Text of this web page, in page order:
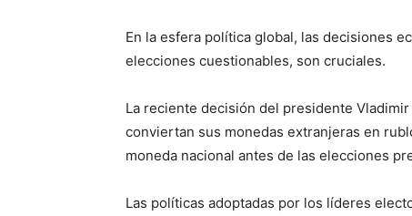
En la esfera política global, las decisiones
elecciones cuestionables, son cruciales.
La reciente decisión del presidente
conviertan sus monedas extranjeras en
moneda nacional antes de las elecciones
Las políticas adoptadas por los líderes